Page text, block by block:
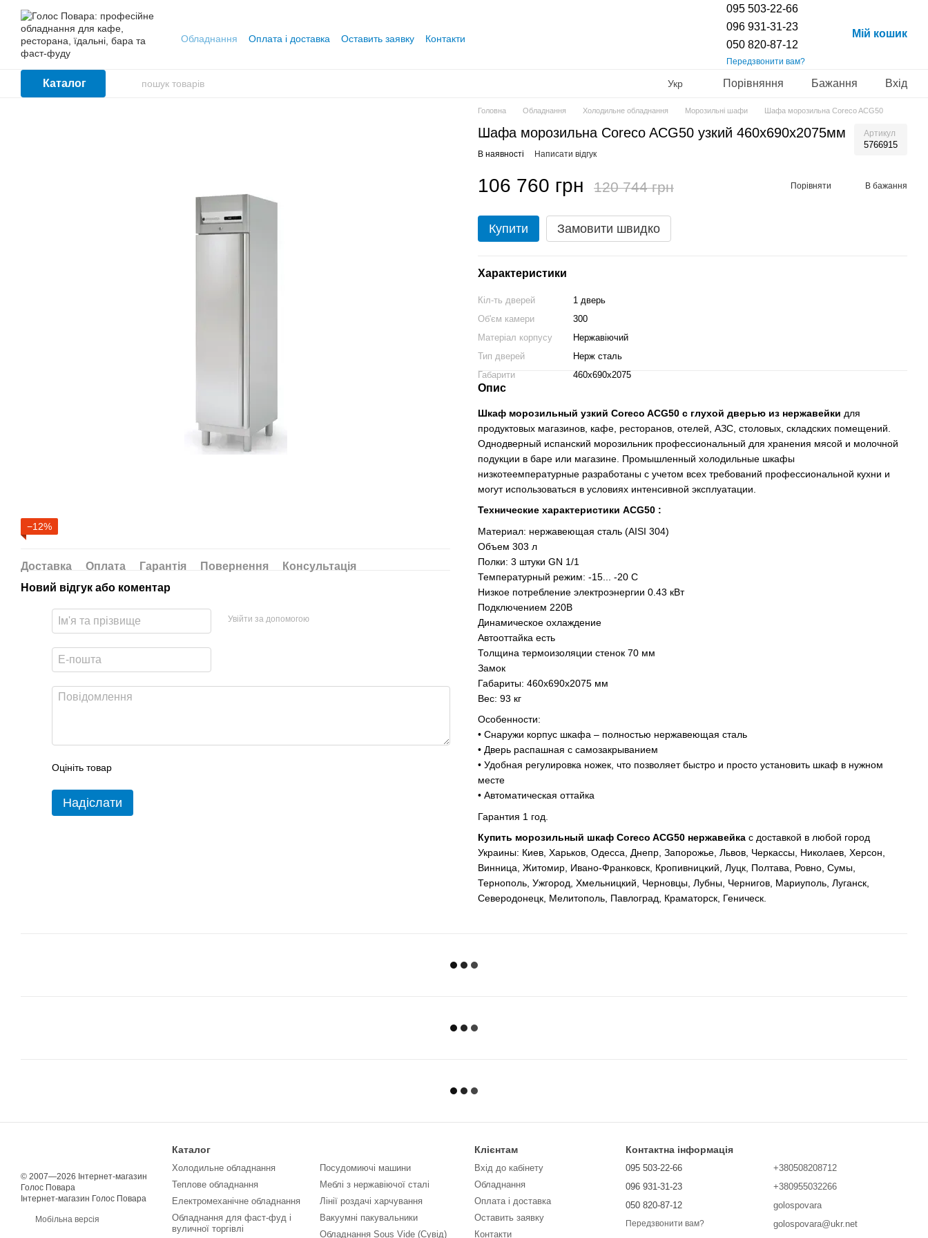
Перейти до основного контенту
Обладнання Оплата і доставка Оставить заявку Контакти
095 503-22-66
096 931-31-23
050 820-87-12
Передзвонити вам?
Мій кошик
Каталог Укр Порівняння Бажання Вхід
−12%
Доставка Оплата Гарантія Повернення
Консультація
Новий відгук або коментар
Увійти за допомогою
Оцініть товар
Надіслати
Головна Обладнання Холодильне обладнання Морозильні шафи Шафа морозильна Coreco ACG50
Шафа морозильна Coreco ACG50 узкий 460х690х2075мм Артикул
5766915
В наявності Написати відгук
106 760 грн 120 744 грн Порівняти В бажання
Купити Замовити швидко
Характеристики
Кіл-ть дверей
1 дверь
Об'єм камери
300
Матеріал корпусу
Нержавіючий
Тип дверей
Нерж сталь
Габарити
460х690х2075
Опис
Шкаф морозильный узкий Coreco ACG50 с глухой дверью из нержавейки для
продуктовых магазинов, кафе, ресторанов, отелей, АЗС, столовых, складских помещений.
Однодверный испанский морозильник профессиональный для хранения мясой и молочной
подукции в баре или магазине. Промышленный холодильные шкафы
низкотеемпературные разработаны с учетом всех требований профессиональной кухни и
могут использоваться в условиях интенсивной эксплуатации.
Технические характеристики ACG50 :
Материал: нержавеющая сталь (AISI 304)
Объем 303 л
Полки: 3 штуки GN 1/1
Температурный режим: -15... -20 С
Низкое потребление электроэнергии 0.43 кВт
Подключением 220В
Динамическое охлаждение
Автооттайка есть
Толщина термоизоляции стенок 70 мм
Замок
Габариты: 460x690x2075 мм
Вес: 93 кг
Особенности:
• Снаружи корпус шкафа – полностью нержавеющая сталь
• Дверь распашная с самозакрыванием
• Удобная регулировка ножек, что позволяет быстро и просто установить шкаф в нужном
месте
• Автоматическая оттайка
Гарантия 1 год.
Купить морозильный шкаф Coreco ACG50 нержавейка с доставкой в любой город
Украины: Киев, Харьков, Одесса, Днепр, Запорожье, Львов, Черкассы, Николаев, Херсон,
Винница, Житомир, Ивано-Франковск, Кропивницкий, Луцк, Полтава, Ровно, Сумы,
Тернополь, Ужгород, Хмельницкий, Черновцы, Лубны, Чернигов, Мариуполь, Луганск,
Северодонецк, Мелитополь, Павлоград, Краматорск, Геническ.
© 2007—2026 Інтернет-магазин
Голос Повара
Інтернет-магазин Голос Повара
Мобільна версія
Каталог
Холодильне обладнання
Теплове обладнання
Електромеханічне обладнання
Обладнання для фаст-фуд і
вуличної торгівлі
Посудомиючі машини
Меблі з нержавіючої сталі
Лінії роздачі харчування
Вакуумні пакувальники
Обладнання Sous Vide (Сувід)
Клієнтам
Вхід до кабінету
Обладнання
Оплата і доставка
Оставить заявку
Контакти
Контактна інформація
095 503-22-66
096 931-31-23
050 820-87-12
Передзвонити вам?
+380508208712
+380955032266
golospovara
golospovara@ukr.net